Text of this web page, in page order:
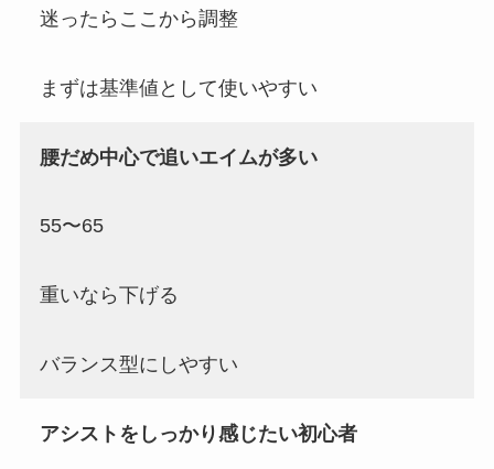
迷ったらここから調整
まずは基準値として使いやすい
腰だめ中心で追いエイムが多い
55〜65
重いなら下げる
バランス型にしやすい
アシストをしっかり感じたい初心者